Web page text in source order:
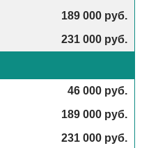
189 000 руб.
231 000 руб.
46 000 руб.
189 000 руб.
231 000 руб.